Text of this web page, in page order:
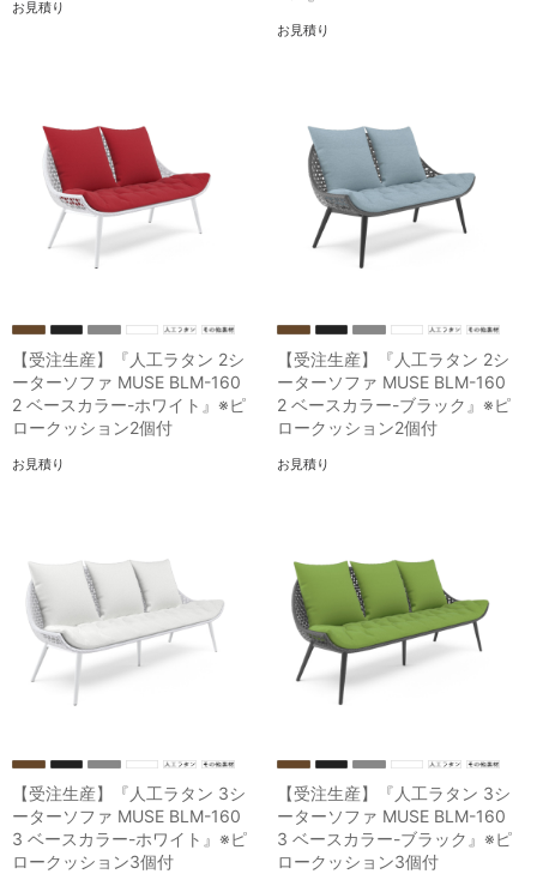
お見積り
お見積り
【受注生産】『人工ラタン 2シ
ーターソファ MUSE BLM-160
2 ベースカラー-ホワイト』※ピ
ロークッション2個付
お見積り
【受注生産】『人工ラタン 2シ
ーターソファ MUSE BLM-160
2 ベースカラー-ブラック』※ピ
ロークッション2個付
お見積り
【受注生産】『人工ラタン 3シ
ーターソファ MUSE BLM-160
3 ベースカラー-ホワイト』※ピ
ロークッション3個付
【受注生産】『人工ラタン 3シ
ーターソファ MUSE BLM-160
3 ベースカラー-ブラック』※ピ
ロークッション3個付